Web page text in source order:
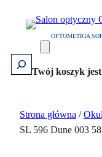
OPTOMETRIA
Szukaj
Twój koszyk
Strona główna /
SL 596 Dune 003 58